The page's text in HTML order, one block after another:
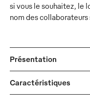
si vous le souhaitez, le
nom des
Présentation
Caractéristiques